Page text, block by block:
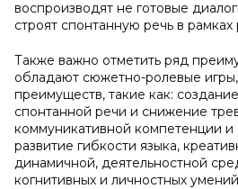
воспроизводят не готовые
строят спонтанную речь в
Также важно отметить ряд
обладают сюжетно-ролевые
преимуществ, такие как:
спонтанной речи и снижение
коммуникативной компетенции и
развитие гибкости языка,
динамичной, деятельностной
когнитивных и личностных